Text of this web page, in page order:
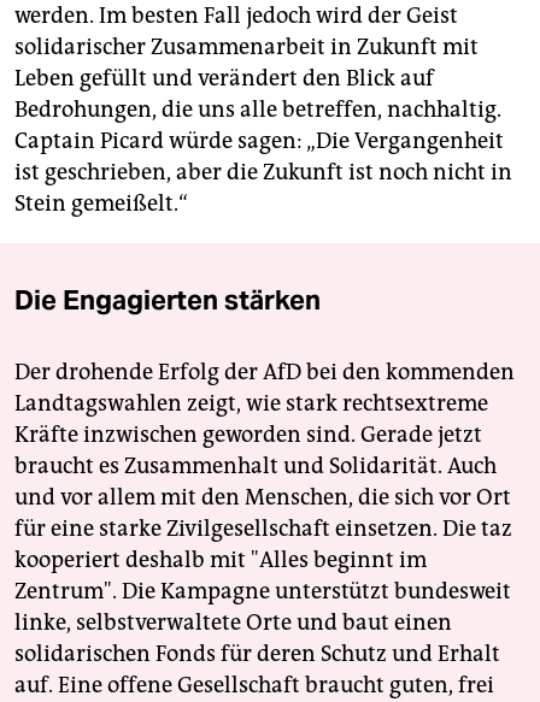
werden. Im besten Fall jedoch wird der Geist
solidarischer Zusammenarbeit in Zukunft mit
Leben gefüllt und verändert den Blick auf
Bedrohungen, die uns alle betreffen, nachhaltig.
Captain Picard würde sagen: „Die Vergangenheit
ist geschrieben, aber die Zukunft ist noch nicht in
Stein gemeißelt.“
Die Engagierten stärken
Der drohende Erfolg der AfD bei den kommenden
Landtagswahlen zeigt, wie stark rechtsextreme
Kräfte inzwischen geworden sind. Gerade jetzt
braucht es Zusammenhalt und Solidarität. Auch
und vor allem mit den Menschen, die sich vor Ort
für eine starke Zivilgesellschaft einsetzen. Die taz
kooperiert deshalb mit "Alles beginnt im
Zentrum". Die Kampagne unterstützt bundesweit
linke, selbstverwaltete Orte und baut einen
solidarischen Fonds für deren Schutz und Erhalt
auf. Eine offene Gesellschaft braucht guten, frei